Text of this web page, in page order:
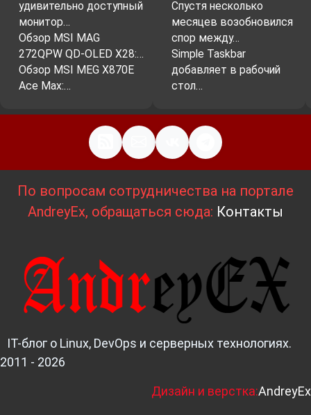
удивительно доступный
монитор…
Обзор MSI MAG
272QPW QD-OLED X28:…
Обзор MSI MEG X870E
Ace Max:…
Спустя несколько
месяцев возобновился
спор между…
Simple Taskbar
добавляет в рабочий
стол…
По вопросам сотрудничества на портале
AndreyEx, обращаться сюда: Контакты
IT-блог о Linux, DevOps и серверных технологиях.
2011 - 2026
Дизайн и верстка:AndreyEx